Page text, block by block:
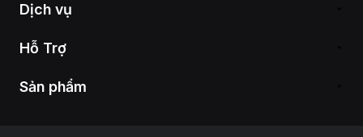
Dịch vụ
Hỗ Trợ
Sản phẩm